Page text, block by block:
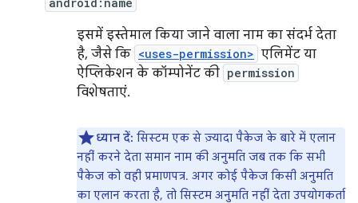
इसमें इस्तेमाल किया जाने वाला नाम का संदर्भ देता
है, जैसे कि <uses-permission> एलिमेंट या
ऐप्लिकेशन के कॉम्पोनेंट की permission
विशेषताएं.
ध्यान दें: सिस्टम एक से ज़्यादा पैकेज के बारे में एलान
नहीं करने देता समान नाम की अनुमति जब तक कि सभी
पैकेज को वही प्रमाणपत्र. अगर कोई पैकेज किसी अनुमति
का एलान करता है, तो सिस्टम अनुमति नहीं देता उपयोगकर्ता